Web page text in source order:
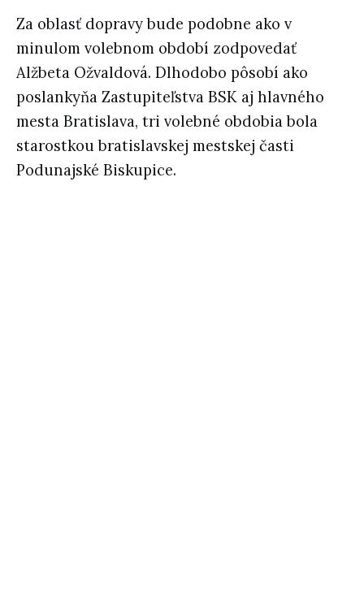
Za oblasť dopravy bude podobne ako v
minulom volebnom období zodpovedať
Alžbeta Ožvaldová. Dlhodobo pôsobí ako
poslankyňa Zastupiteľstva BSK aj hlavného
mesta Bratislava, tri volebné obdobia bola
starostkou bratislavskej mestskej časti
Podunajské Biskupice.